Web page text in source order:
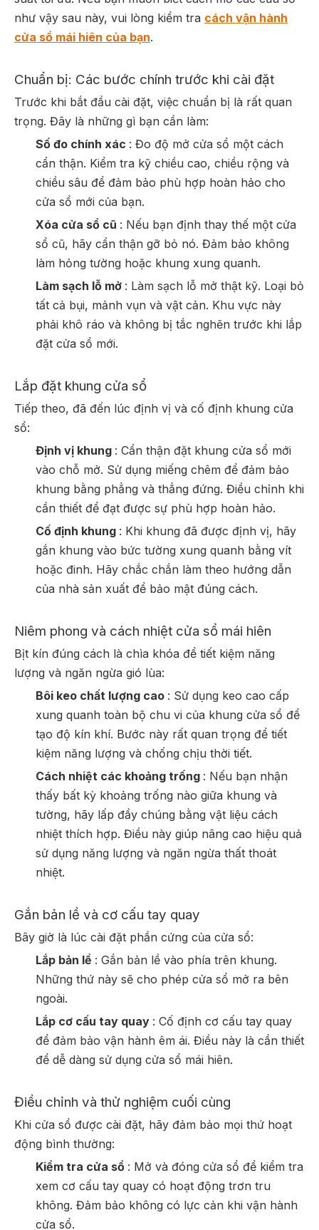
như vậy sau này, vui lòng kiểm tra cách vận hành
cửa sổ mái hiên của bạn.
Chuẩn bị: Các bước chính trước khi cài đặt
Trước khi bắt đầu cài đặt, việc chuẩn bị là rất quan
trọng. Đây là những gì bạn cần làm:
Số đo chính xác : Đo độ mở cửa sổ một cách
cẩn thận. Kiểm tra kỹ chiều cao, chiều rộng và
chiều sâu để đảm bảo phù hợp hoàn hảo cho
cửa sổ mới của bạn.
Xóa cửa sổ cũ : Nếu bạn định thay thế một cửa
sổ cũ, hãy cẩn thận gỡ bỏ nó. Đảm bảo không
làm hỏng tường hoặc khung xung quanh.
Làm sạch lỗ mở : Làm sạch lỗ mở thật kỹ. Loại bỏ
tất cả bụi, mảnh vụn và vật cản. Khu vực này
phải khô ráo và không bị tắc nghẽn trước khi lắp
đặt cửa sổ mới.
Lắp đặt khung cửa sổ
Tiếp theo, đã đến lúc định vị và cố định khung cửa
sổ:
Định vị khung : Cẩn thận đặt khung cửa sổ mới
vào chỗ mở. Sử dụng miếng chêm để đảm bảo
khung bằng phẳng và thẳng đứng. Điều chỉnh khi
cần thiết để đạt được sự phù hợp hoàn hảo.
Cố định khung : Khi khung đã được định vị, hãy
gắn khung vào bức tường xung quanh bằng vít
hoặc đinh. Hãy chắc chắn làm theo hướng dẫn
của nhà sản xuất để bảo mật đúng cách.
Niêm phong và cách nhiệt cửa sổ mái hiên
Bịt kín đúng cách là chìa khóa để tiết kiệm năng
lượng và ngăn ngừa gió lùa:
Bôi keo chất lượng cao : Sử dụng keo cao cấp
xung quanh toàn bộ chu vi của khung cửa sổ để
tạo độ kín khí. Bước này rất quan trọng để tiết
kiệm năng lượng và chống chịu thời tiết.
Cách nhiệt các khoảng trống : Nếu bạn nhận
thấy bất kỳ khoảng trống nào giữa khung và
tường, hãy lấp đầy chúng bằng vật liệu cách
nhiệt thích hợp. Điều này giúp nâng cao hiệu quả
sử dụng năng lượng và ngăn ngừa thất thoát
nhiệt.
Gắn bản lề và cơ cấu tay quay
Bây giờ là lúc cài đặt phần cứng của cửa sổ:
Lắp bản lề : Gắn bản lề vào phía trên khung.
Những thứ này sẽ cho phép cửa sổ mở ra bên
ngoài.
Lắp cơ cấu tay quay : Cố định cơ cấu tay quay
để đảm bảo vận hành êm ái. Điều này là cần thiết
để dễ dàng sử dụng cửa sổ mái hiên.
Điều chỉnh và thử nghiệm cuối cùng
Khi cửa sổ được cài đặt, hãy đảm bảo mọi thứ hoạt
động bình thường:
Kiểm tra cửa sổ : Mở và đóng cửa sổ để kiểm tra
xem cơ cấu tay quay có hoạt động trơn tru
không. Đảm bảo không có lực cản khi vận hành
cửa sổ.